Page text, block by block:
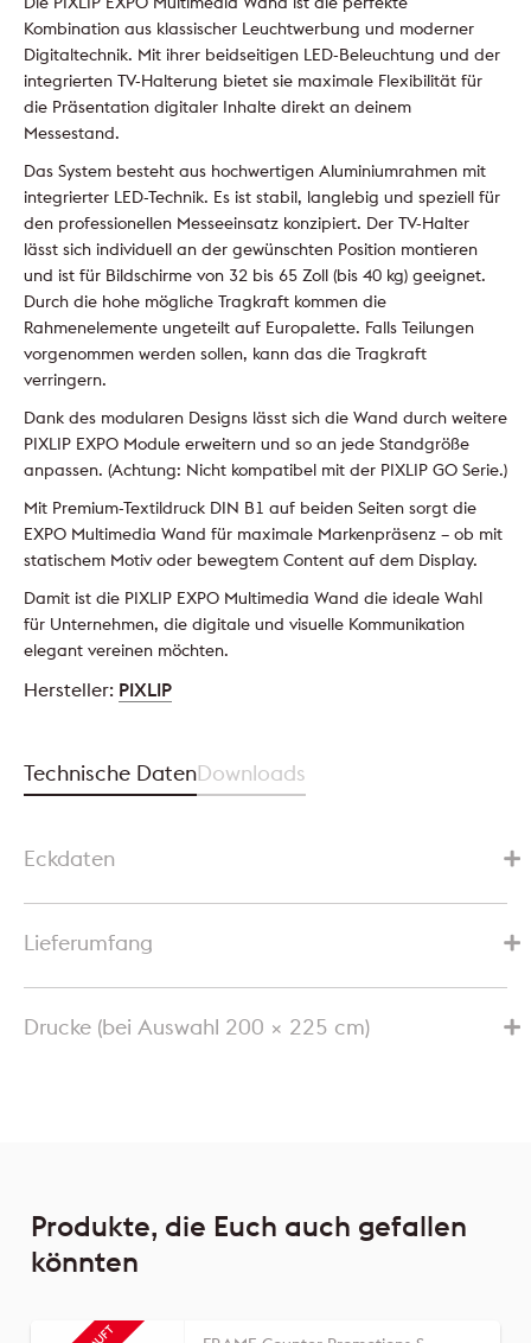
Kombination aus klassischer Leuchtwerbung und moderner
Digitaltechnik. Mit ihrer beidseitigen LED-Beleuchtung und der
integrierten TV-Halterung bietet sie maximale Flexibilität für
die Präsentation digitaler Inhalte direkt an deinem
Messestand.
Das System besteht aus hochwertigen Aluminiumrahmen mit
integrierter LED-Technik. Es ist stabil, langlebig und speziell für
den professionellen Messeeinsatz konzipiert. Der TV-Halter
lässt sich individuell an der gewünschten Position montieren
und ist für Bildschirme von 32 bis 65 Zoll (bis 40 kg) geeignet.
Durch die hohe mögliche Tragkraft kommen die
Rahmenelemente ungeteilt auf Europalette. Falls Teilungen
vorgenommen werden sollen, kann das die Tragkraft
verringern.
Dank des modularen Designs lässt sich die Wand durch weitere
PIXLIP EXPO Module erweitern und so an jede Standgröße
anpassen. (Achtung: Nicht kompatibel mit der PIXLIP GO Serie.)
Mit Premium-Textildruck DIN B1 auf beiden Seiten sorgt die
EXPO Multimedia Wand für maximale Markenpräsenz – ob mit
statischem Motiv oder bewegtem Content auf dem Display.
Damit ist die PIXLIP EXPO Multimedia Wand die ideale Wahl
für Unternehmen, die digitale und visuelle Kommunikation
elegant vereinen möchten.
Hersteller: PIXLIP
Technische DatenDownloads
Eckdaten
Lieferumfang
Drucke (bei Auswahl 200 × 225 cm)
Produkte, die Euch auch gefallen
könnten